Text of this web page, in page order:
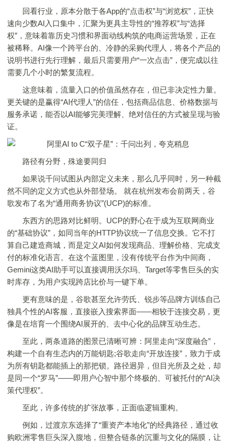
回看行业，原本分散于各App的“点击权”与“浏览权”，正快
速向少数AI入口集中，汇聚为更具主导性的“推荐权”与“选择
权”，意味着靠历史习惯和界面动线构筑的电商运营场景，正在
被稀释。AI像一个跨平台的、冷静的采购代理人，将各个产品的
说明书进行先行理解，最后只需要用户“一次点击”，便完成以往
需要几个小时的繁复流程。
这意味着，流量入口的价值虽然存在，但已非决定性力量。
更关键的是赢得“AI代理人”的信任，包括商品信息、价格数据与
服务承诺，能否以AI能够完美理解、绝对信任的方式被呈现与验
证。
路径有分野，殊途要同归
如果说千问试图从内部定义未来，那么几乎同时，另一种截
然不同的定义方式也从外部登场。 就在杭州发布会前两天，谷
歌发布了名为“通用商务协议”(UCP)的标准。
东西方的思路对比鲜明。UCP的野心在于成为互联网商业
的“基础协议”，如同当年的HTTP协议统一了信息交换。它不打
算自己建造商城，而是定义AI如何发现商品、理解价格、完成支
付的标准化语言。在这个蓝图里，没有传统平台作为中间商，
Gemini这类AI助手可以直接调用沃尔玛、Target等零售巨头的实
时库存，为用户实现跨店比价与一键下单。
更有意味的是，谷歌甚至允许劳氏、锐步等品牌方训练自己
独具个性的AI客服，直接嵌入搜索界面——相较于连接交易，更
像是在培育一个围绕AI展开的、去中心化的品牌互动生态。
至此，两条道路的图景已清晰可辨：阿里走向“深度融合”，
构建一个自有生态内的万能钥匙;谷歌走向“开放连接”，致力于成
为所有钥匙都能插上的那把锁。路径迥异，但目光所及之处，却
是同一个“罗马”——即用户心智中那个终极的、可被托付的“AI决
策代理权”。
至此，许多传统的扩张故事，正面临逻辑重构。
例如，过渡京东选择了“重资产本地化”的经典路径，通过收
购欧洲零售巨头深入腹地，但整合链条的沉重与文化的隔膜，让